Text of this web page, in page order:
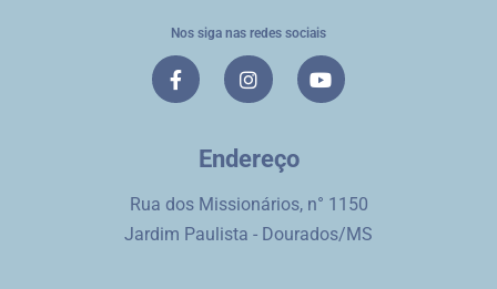
Nos siga nas redes sociais
Endereço
Rua dos Missionários, n° 1150
Jardim Paulista - Dourados/MS